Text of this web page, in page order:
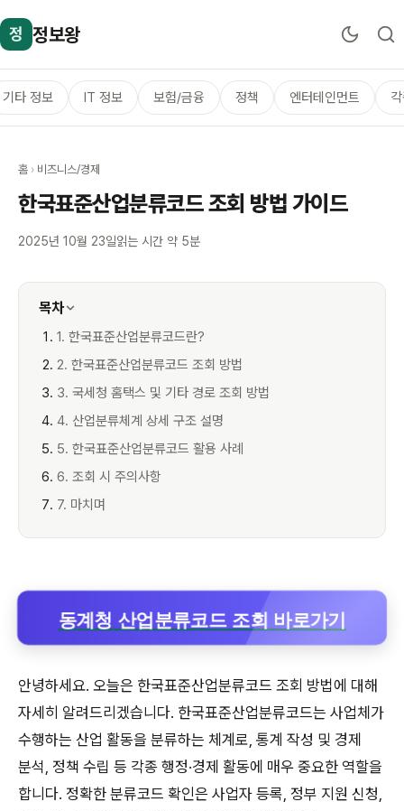
정 정보왕
기타 정보 IT 정보 보험/금융 정책 엔터테인먼트
홈 › 비즈니스/경제
한국표준산업분류코드 조회 방법 가이드
2025년 10월 23일읽는 시간 약 5분
목차
1. 한국표준산업분류코드란?
2. 한국표준산업분류코드 조회 방법
3. 국세청 홈택스 및 기타 경로 조회 방법
4. 산업분류체계 상세 구조 설명
5. 한국표준산업분류코드 활용 사례
6. 조회 시 주의사항
7. 마치며
동계청 산업분류코드 조회 바로가기
안녕하세요. 오늘은 한국표준산업분류코드 조회 방법에 대해
자세히 알려드리겠습니다. 한국표준산업분류코드는 사업체가
수행하는 산업 활동을 분류하는 체계로, 통계 작성 및 경제
분석, 정책 수립 등 각종 행정·경제 활동에 매우 중요한 역할을
합니다. 정확한 분류코드 확인은 사업자 등록, 정부 지원 신청,